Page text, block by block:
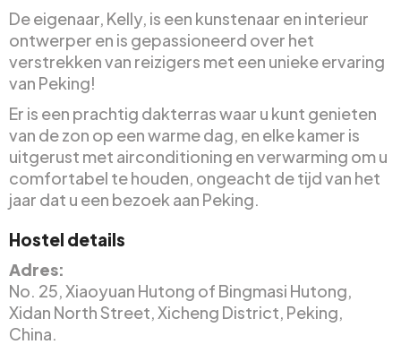
De eigenaar, Kelly, is een kunstenaar en interieur
ontwerper en is gepassioneerd over het
verstrekken van reizigers met een unieke ervaring
van Peking!
Er is een prachtig dakterras waar u kunt genieten
van de zon op een warme dag, en elke kamer is
uitgerust met airconditioning en verwarming om u
comfortabel te houden, ongeacht de tijd van het
jaar dat u een bezoek aan Peking.
Hostel details
Adres:
No. 25, Xiaoyuan Hutong of Bingmasi Hutong,
Xidan North Street, Xicheng District, Peking,
China.